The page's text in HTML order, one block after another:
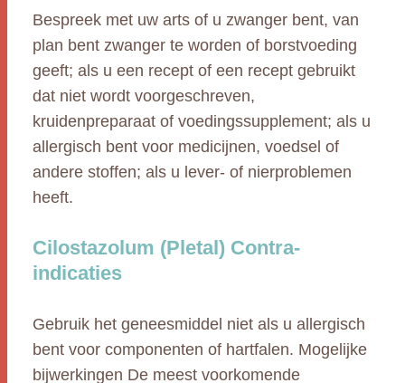
Bespreek met uw arts of u zwanger bent, van
plan bent zwanger te worden of borstvoeding
geeft; als u een recept of een recept gebruikt
dat niet wordt voorgeschreven,
kruidenpreparaat of voedingssupplement; als u
allergisch bent voor medicijnen, voedsel of
andere stoffen; als u lever- of nierproblemen
heeft.
Cilostazolum (Pletal) Contra-
indicaties
Gebruik het geneesmiddel niet als u allergisch
bent voor componenten of hartfalen. Mogelijke
bijwerkingen De meest voorkomende